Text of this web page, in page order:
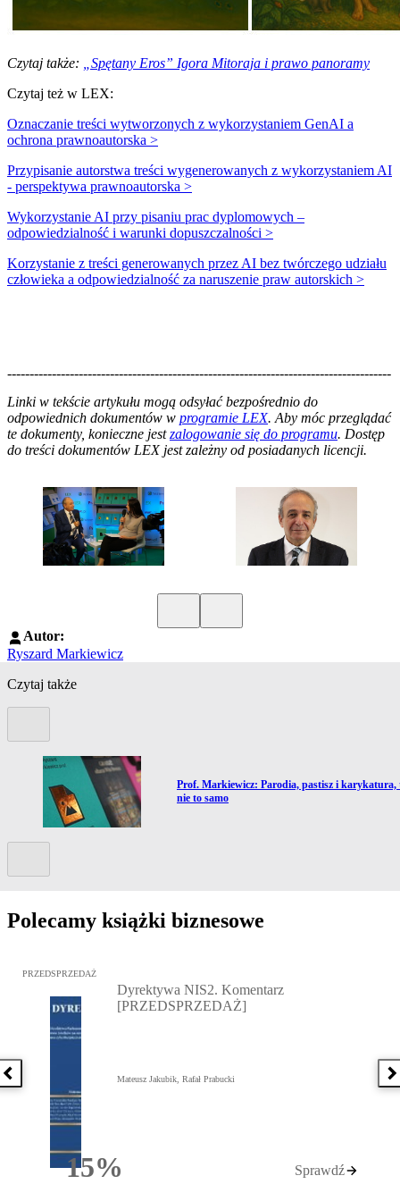
Czytaj także: ​
„Spętany Eros” Igora Mitoraja i prawo panoramy
Czytaj też w LEX:
Oznaczanie treści wytworzonych z wykorzystaniem GenAI a
ochrona prawnoautorska >
Przypisanie autorstwa treści wygenerowanych z wykorzystaniem AI
- perspektywa prawnoautorska >
Wykorzystanie AI przy pisaniu prac dyplomowych –
odpowiedzialność i warunki dopuszczalności >
Korzystanie z treści generowanych przez AI bez twórczego udziału
człowieka a odpowiedzialność za naruszenie praw autorskich >
--------------------------------------------------------------------------------------
Linki w tekście artykułu mogą odsyłać bezpośrednio do
odpowiednich dokumentów w programie LEX. Aby móc przeglądać
te dokumenty, konieczne jestzalogowanie się do programu. Dostęp
do treści dokumentów LEX jest zależny od posiadanych licencji.
Autor:
Ryszard Markiewicz
Czytaj także
Przejdź do artykułu:
Prof. Markiewicz: Parodia, pastisz i karykatura,
nie to samo
Polecamy książki biznesowe
Poprzednia książka
Przejdź do: Dyrektywa NIS2. Komentarz [PRZEDSPRZEDAŻ],
PRZEDSPRZEDAŻ
15%Rabatu
Dyrektywa NIS2. Komentarz
[PRZEDSPRZEDAŻ]
Mateusz Jakubik, Rafał Prabucki
Sprawdź